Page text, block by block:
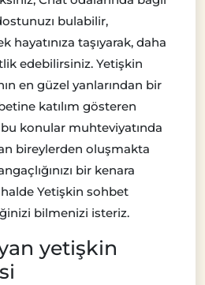
bulabilir,
hayatınıza taşıyarak, daha
edebilirsiniz. Yetişkin
en güzel yanlarından bir
katılım gösteren
bu konular muhteviyatında
bireylerden oluşmakta
bir kenara
Yetişkin sohbet
bilmenizi isteriz.
yetişkin